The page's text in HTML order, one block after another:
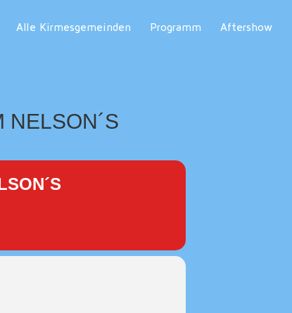
Alle Kirmesgemeinden Programm Aftershow
NELSON´S